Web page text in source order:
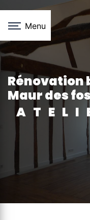
Menu
rénovation bâtiment Saint
Maur des
Panneau de gestion